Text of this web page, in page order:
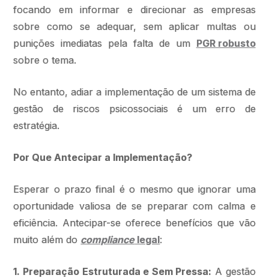
focando em informar e direcionar as empresas
sobre como se adequar, sem aplicar multas ou
punições imediatas pela falta de um PGR robusto
sobre o tema.
No entanto, adiar a implementação de um sistema de
gestão de riscos psicossociais é um erro de
estratégia.
Por Que Antecipar a Implementação?
Esperar o prazo final é o mesmo que ignorar uma
oportunidade valiosa de se preparar com calma e
eficiência. Antecipar-se oferece benefícios que vão
muito além do compliancelegal:
1. Preparação Estruturada e Sem Pressa: A gestão